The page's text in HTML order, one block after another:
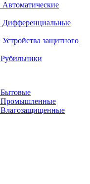
Автоматические
Дифференциальные
Устройства защитного
Рубильники
Бытовые
Промышленные
Влагозащищенные